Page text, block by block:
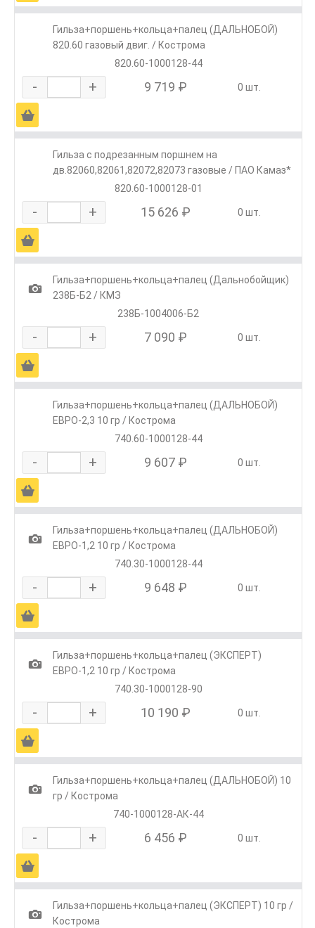
Гильза+поршень+кольца+палец (ДАЛЬНОБОЙ)
820.60 газовый двиг. / Кострома
820.60-1000128-44
- + 9 719 ₽ 0 шт.
Ä
Гильза с подрезанным поршнем на
дв.82060,82061,82072,82073 газовые / ПАО Камаз*
820.60-1000128-01
- + 15 626 ₽ 0 шт.
Ä
1
Гильза+поршень+кольца+палец (Дальнобойщик)
238Б-Б2 / КМЗ
238Б-1004006-Б2
- + 7 090 ₽ 0 шт.
Ä
Гильза+поршень+кольца+палец (ДАЛЬНОБОЙ)
ЕВРО-2,3 10 гр / Кострома
740.60-1000128-44
- + 9 607 ₽ 0 шт.
Ä
1
Гильза+поршень+кольца+палец (ДАЛЬНОБОЙ)
ЕВРО-1,2 10 гр / Кострома
740.30-1000128-44
- + 9 648 ₽ 0 шт.
Ä
1
Гильза+поршень+кольца+палец (ЭКСПЕРТ)
ЕВРО-1,2 10 гр / Кострома
740.30-1000128-90
- + 10 190 ₽ 0 шт.
Ä
1
Гильза+поршень+кольца+палец (ДАЛЬНОБОЙ) 10
гр / Кострома
740-1000128-АК-44
- + 6 456 ₽ 0 шт.
Ä
1
Гильза+поршень+кольца+палец (ЭКСПЕРТ) 10 гр /
Кострома